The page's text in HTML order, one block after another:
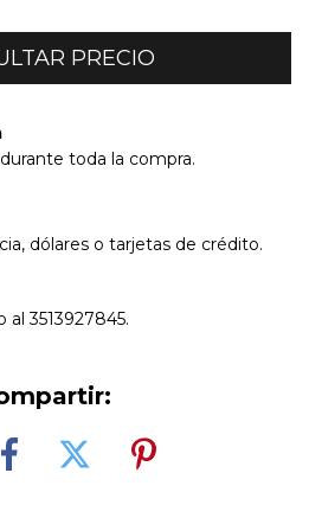
toda la compra.
dólares o tarjetas de crédito.
3513927845.